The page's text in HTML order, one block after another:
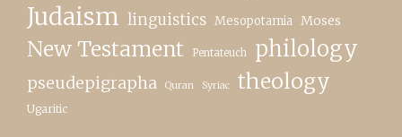
Judaism linguistics Mesopotamia Moses
New Testament Pentateuch philology
pseudepigrapha Quran Syriac theology
Ugaritic